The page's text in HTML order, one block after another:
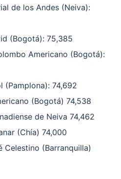
de los Andes (Neiva):
(Bogotá): 75,385
Americano (Bogotá):
(Pamplona): 74,692
(Bogotá) 74,538
de Neiva 74,462
(Chía) 74,000
Celestino (Barranquilla)